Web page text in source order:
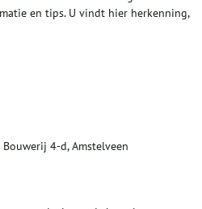
en tips. U vindt hier herkenning,
4-d, Amstelveen